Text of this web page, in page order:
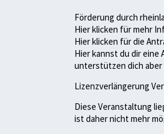
Förderung durch
Hier klicken für mehr
Hier klicken für die
Hier kannst du dir
unterstützen dich aber
Lizenzverlängerung
Diese Veranstaltung
ist daher nicht mehr